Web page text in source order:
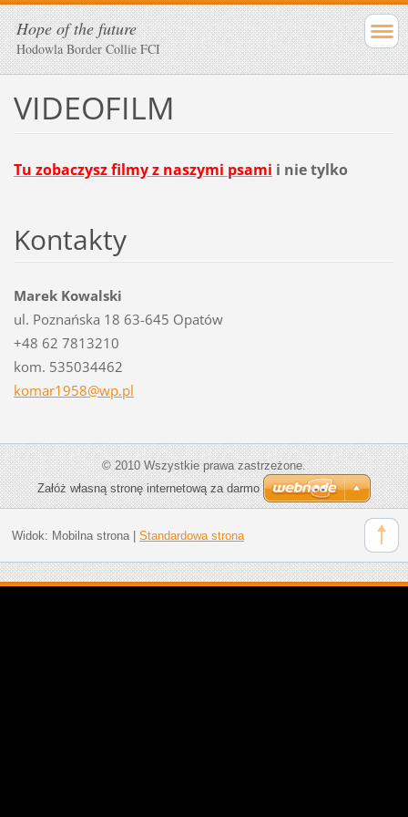
Hope of the future
Hodowla Border Collie FCI
VIDEOFILM
Tu zobaczysz filmy z naszymi psami i nie tylko
Kontakty
Marek Kowalski
ul. Poznańska 18 63-645 Opatów
+48 62 7813210
kom. 535034462
komar1958@wp.pl
© 2010 Wszystkie prawa zastrzeżone.
Załóż własną stronę internetową za darmo
Widok: Mobilna strona| Standardowa strona